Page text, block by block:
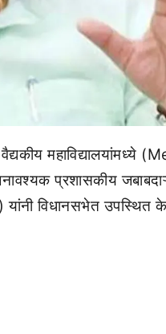
महाविद्यालयांमध्ये
प्रशासकीय
विधानसभेत उपस्थित